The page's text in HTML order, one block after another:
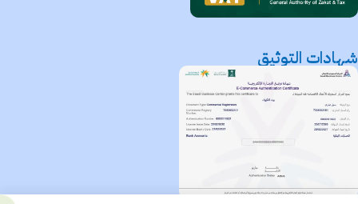
شهادات التوثيق